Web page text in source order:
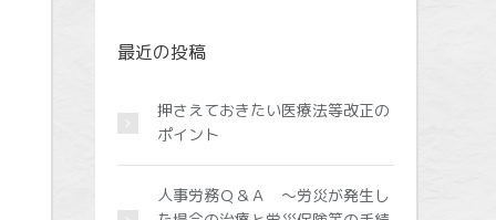
最近の投稿
押さえておきたい医療法等改正の
ポイント
人事労務Ｑ＆Ａ ～労災が発生し